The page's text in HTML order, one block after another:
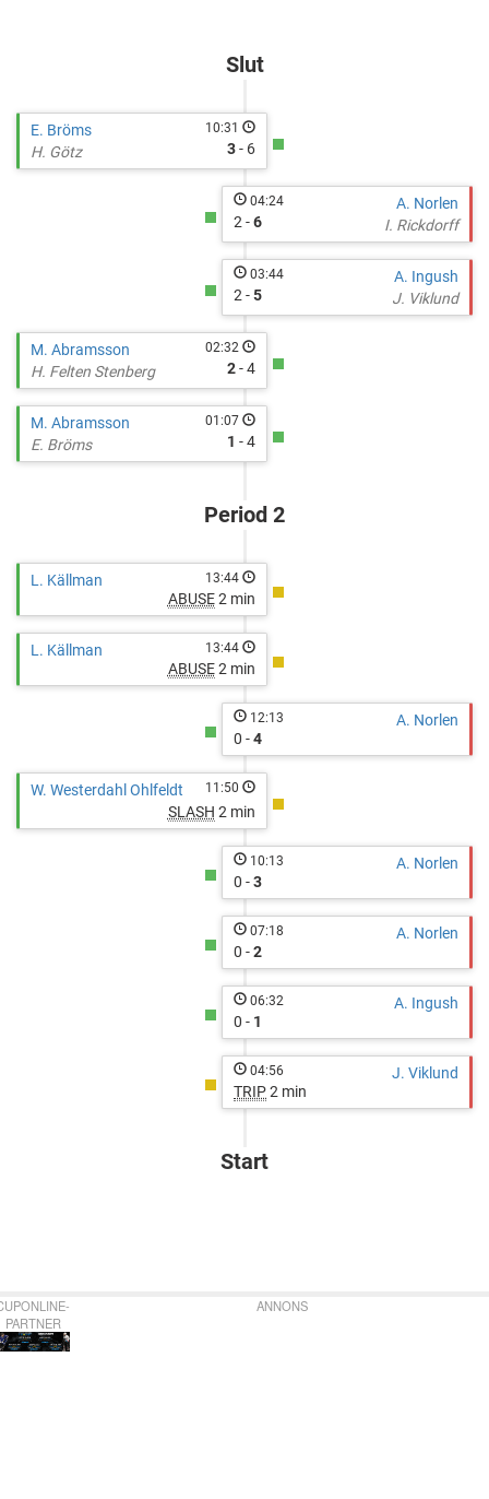
Slut
E. Bröms
H. Götz
10:31
3- 6
A. Norlen
I. Rickdorff
04:24
2 -6
A. Ingush
J. Viklund
03:44
2 -5
M. Abramsson
H. Felten Stenberg
02:32
2- 4
M. Abramsson
E. Bröms
01:07
1 - 4
Period 2
L. Källman 13:44
ABUSE2 min
L. Källman 13:44
ABUSE2 min
A. Norlen
12:13
0 -4
W. Westerdahl Ohlfeldt 11:50
SLASH 2 min
A. Norlen
10:13
0 -3
A. Norlen
07:18
0 -2
A. Ingush
06:32
0 - 1
J. Viklund
04:56
TRIP2 min
Start
PARTNER
ANNONS